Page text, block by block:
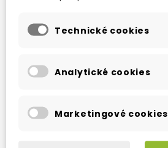
Technické cookies
Analytické cookies
Marketingové cookies